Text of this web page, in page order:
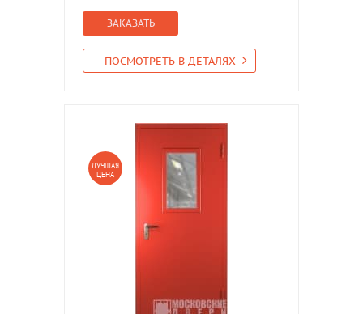
ЗАКАЗАТЬ
ПОСМОТРЕТЬ В ДЕТАЛЯХ
ЛУЧШАЯ
ЦЕНА